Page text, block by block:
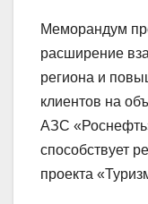
Меморандум
расширение
региона и
клиентов на
АЗС
способствует
проекта